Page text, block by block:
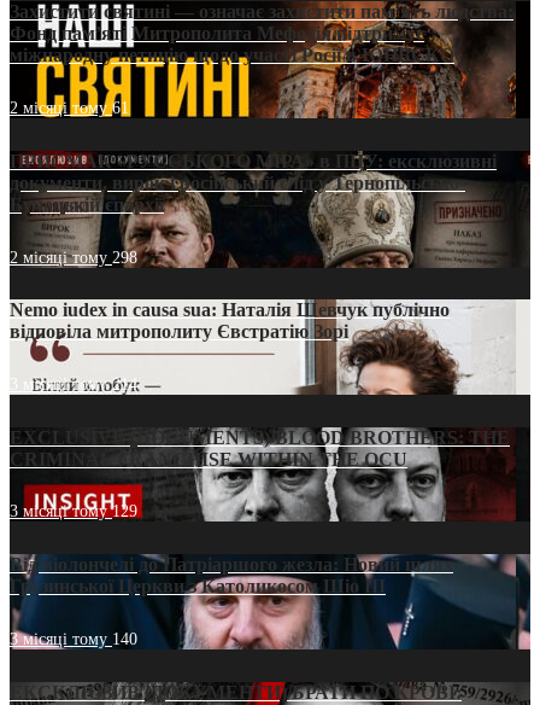
Захистити святині — означає захистити пам’ять людства:
Фонд пам’яті Митрополита Мефодія підтримує
міжнародну петицію щодо участі Росії в ЮНЕСКО
2 місяці тому61
ПРИСМАК «РУССЬКОГО МІРА» в ПЦУ: ексклюзивні
документи, вирок і російський слід у Тернопільсько-
Бучацькій єпархії
2 місяці тому 298
Nemo iudex in causa sua: Наталія Шевчук публічно
відповіла митрополиту Євстратію Зорі
3 місяці тому214
EXCLUSIVE (DOCUMENTS)/BLOOD BROTHERS: THE
CRIMINAL FRANCHISE WITHIN THE OCU
3 місяці тому129
Від віолончелі до Патріаршого жезла: Новий шлях
Грузинської Церкви з Католикосом Шіо III
3 місяці тому 140
ЕКСКЛЮЗИВ (ДОКУМЕНТИ)/БРАТИ ПО КРОВІ: